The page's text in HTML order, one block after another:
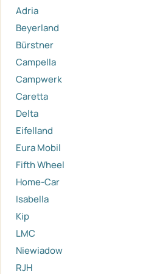
Adria
Beyerland
Bürstner
Campella
Campwerk
Caretta
Delta
Eifelland
Eura Mobil
Fifth Wheel
Home-Car
Isabella
Kip
LMC
Niewiadow
RJH